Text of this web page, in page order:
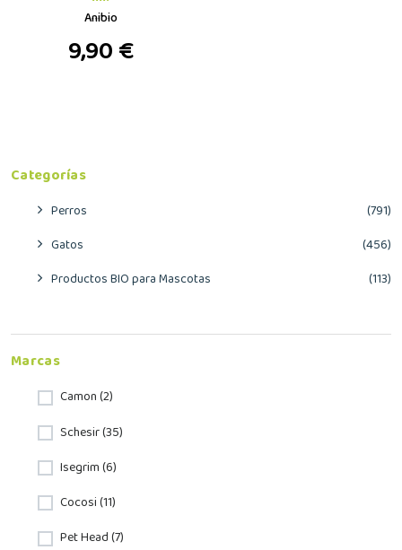
Anibio
9,90 €
Categorías
Perros
(791)
Gatos
(456)
Productos BIO para Mascotas
(113)
Marcas
Camon (2)
Schesir (35)
Isegrim (6)
Cocosi (11)
Pet Head (7)